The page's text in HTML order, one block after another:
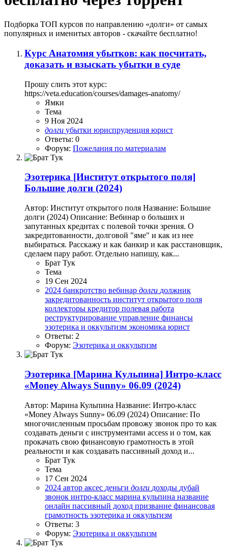
Подборка ТОП курсов по направлению «долги» от самых
популярных и именитых авторов - скачайте бесплатно!
Курс Анатомия убытков: как посчитать,
доказать и взыскать убытки в суде
Прошу слить этот курс:
https://veta.education/courses/damages-anatomy/
Ямки
Тема
9 Ноя 2024
долги убытки юриспруденция юрист
Ответы: 0
Форум: Пожелания по материалам
Эзотерика [Институт открытого поля]
Большие долги (2024)
Автор: Институт открытого поля Название: Большие
долги (2024) Описание: Вебинар о больших и
запутанных кредитах с полевой точки зрения. О
закредитованности, долговой "яме" и как из нее
выбираться. Расскажу и как банкир и как расстановщик,
сделаем пару работ. Отдельно напишу, как...
Брат Тук
Тема
19 Сен 2024
2024 банкротство вебинар долги должник
закредитованность институт открытого поля
коллекторы кредитор полевая работа
реструктурирование управление финансы
эзотерика и оккультизм экономика юрист
Ответы: 2
Форум: Эзотерика и оккультизм
Эзотерика [Марина Кульпина] Интро-класс
«Money Always Sunny» 06.09 (2024)
Автор: Марина Кульпина Название: Интро-класс
«Money Always Sunny» 06.09 (2024) Описание: По
многочисленным просьбам провожу звонок про то как
создавать деньги с инструментами access и о том, как
прокачать свою финансовую грамотность в этой
реальности и как создавать пассивный доход и...
Брат Тук
Тема
17 Сен 2024
2024 автор аксес деньги долги доходы дубай
звонок интро-класс марина кульпина название
онлайн пассивный доход призвание финансовая
грамотность эзотерика и оккультизм
Ответы: 3
Форум: Эзотерика и оккультизм